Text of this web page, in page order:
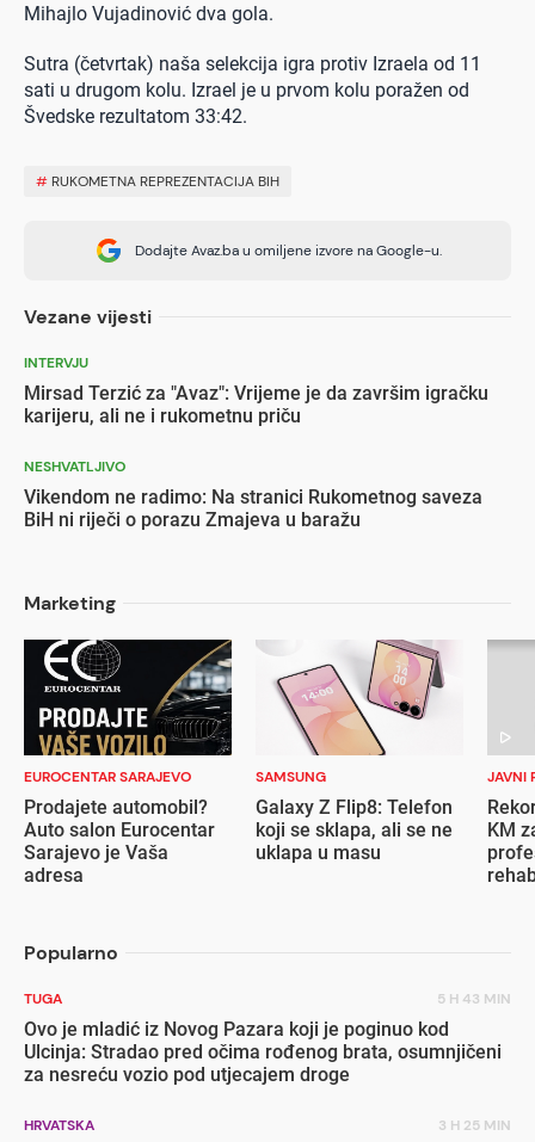
Mihajlo Vujadinović dva gola.
Sutra (četvrtak) naša selekcija igra protiv Izraela od 11
sati u drugom kolu. Izrael je u prvom kolu poražen od
Švedske rezultatom 33:42.
# RUKOMETNA REPREZENTACIJA BIH
Dodajte Avaz.ba u omiljene izvore na Google-u.
Vezane vijesti
INTERVJU
Mirsad Terzić za "Avaz": Vrijeme je da završim igračku
karijeru, ali ne i rukometnu priču
NESHVATLJIVO
Vikendom ne radimo: Na stranici Rukometnog saveza
BiH ni riječi o porazu Zmajeva u baražu
Marketing
EUROCENTAR SARAJEVO
Prodajete automobil?
Auto salon Eurocentar
Sarajevo je Vaša
adresa
SAMSUNG
Galaxy Z Flip8: Telefon
koji se sklapa, ali se ne
uklapa u masu
JAVNI
KM
Popularno
TUGA 5 H 43 MIN
Ovo je mladić iz Novog Pazara koji je poginuo kod
Ulcinja: Stradao pred očima rođenog brata, osumnjičeni
za nesreću vozio pod utjecajem droge
HRVATSKA 3 H 25 MIN